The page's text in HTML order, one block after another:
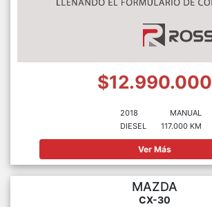
$12.990.000
2018
DIESEL
MANUAL
117.000 KM
Ver Más
MAZDA
CX-30